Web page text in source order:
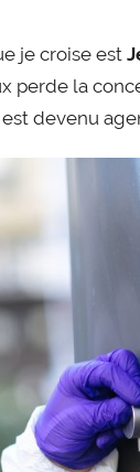
je croise est
perde la
devenu